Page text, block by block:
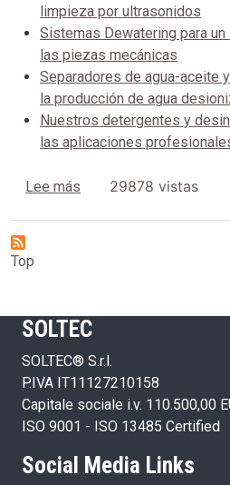
limpieza por ultrasonidos
Sistemas Dewatering para
las piezas mecánicas
Separadores de agua-aceite
la producción de agua
Nuestros detergentes y
las aplicaciones
Lee más sobre Soluciones
29878 vistas
Top
SOLTEC
SOLTEC® S.r.l.
P.IVA IT11127210158
Capitale sociale i.v. 110.500,00
ISO 9001 - ISO 13485 Certified
Social Media Links